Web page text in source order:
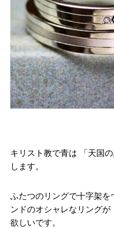
キリスト教で青は 「天国
します。
ふたつのリングで十字架を
ンドのオシャレなリングが
欲しいです。